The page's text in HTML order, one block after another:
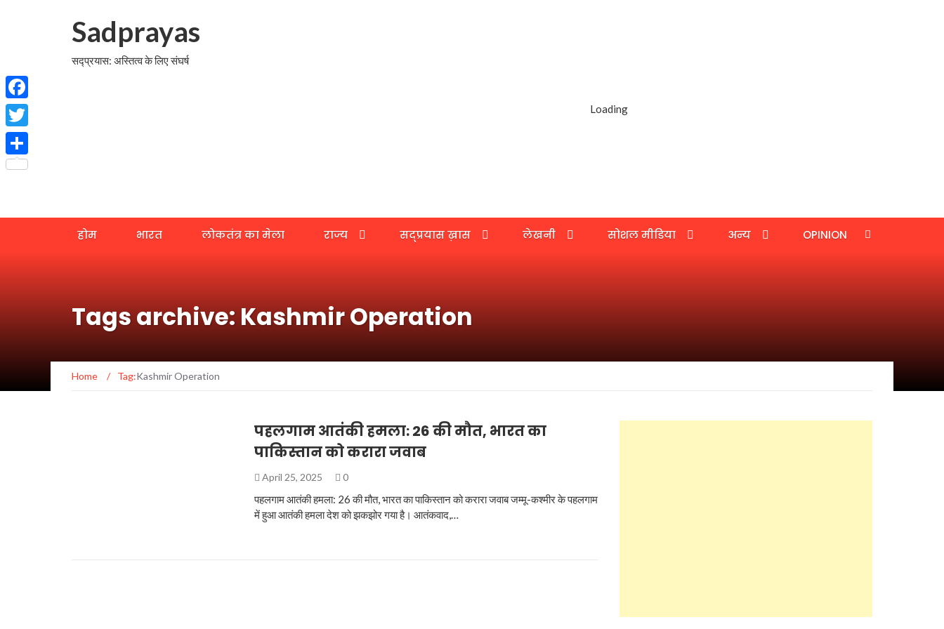
Sadprayas
सद्प्रयास: अस्तित्व के लिए संघर्ष
Loading
होम भारत लोकतंत्र का मेला राज्य सद्प्रयास ख़ास लेखनी सोशल मीडिया अन्य OPINION
Tags archive: Kashmir Operation
Home / Tag:Kashmir Operation
पहलगाम आतंकी हमला: 26 की मौत, भारत का
पाकिस्तान को करारा जवाब
April 25, 2025 0
पहलगाम आतंकी हमला: 26 की मौत, भारत का पाकिस्तान को करारा जवाब जम्मू-कश्मीर के पहलगाम
में हुआ आतंकी हमला देश को झकझोर गया है। आतंकवाद,…
Facebook
Twitter
Share